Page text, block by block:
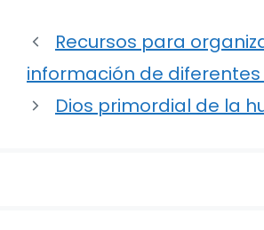
Recursos para
información de
Dios primordial de la